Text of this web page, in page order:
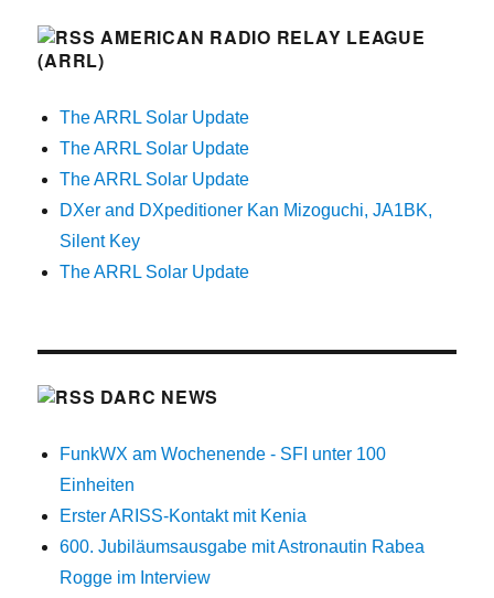
AMERICAN RADIO RELAY LEAGUE
(ARRL)
The ARRL Solar Update
The ARRL Solar Update
The ARRL Solar Update
DXer and DXpeditioner Kan Mizoguchi, JA1BK,
Silent Key
The ARRL Solar Update
DARC NEWS
FunkWX am Wochenende - SFI unter 100
Einheiten
Erster ARISS-Kontakt mit Kenia
600. Jubiläumsausgabe mit Astronautin Rabea
Rogge im Interview